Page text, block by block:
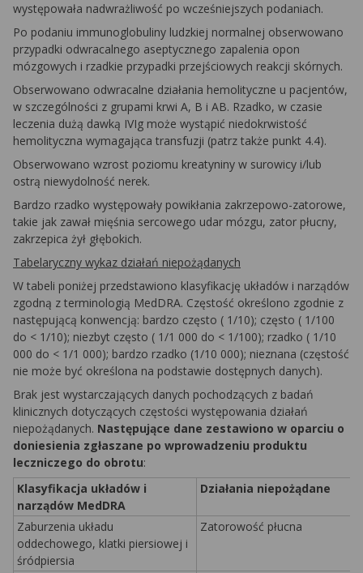
występowała nadwrażliwość po wcześniejszych podaniach.
Po podaniu immunoglobuliny ludzkiej normalnej obserwowano
przypadki odwracalnego aseptycznego zapalenia opon
mózgowych i rzadkie przypadki przejściowych reakcji skórnych.
Obserwowano odwracalne działania hemolityczne u pacjentów,
w szczególności z grupami krwi A, B i AB. Rzadko, w czasie
leczenia dużą dawką IVIg może wystąpić niedokrwistość
hemolityczna wymagająca transfuzji (patrz także punkt 4.4).
Obserwowano wzrost poziomu kreatyniny w surowicy i/lub
ostrą niewydolność nerek.
Bardzo rzadko występowały powikłania zakrzepowo-zatorowe,
takie jak zawał mięśnia sercowego udar mózgu, zator płucny,
zakrzepica żył głębokich.
Tabelaryczny wykaz działań niepożądanych
W tabeli poniżej przedstawiono klasyfikację układów i narządów
zgodną z terminologią MedDRA. Częstość określono zgodnie z
następującą konwencją: bardzo często ( 1/10); często ( 1/100
do < 1/10); niezbyt często ( 1/1 000 do < 1/100); rzadko ( 1/10
000 do < 1/1 000); bardzo rzadko (1/10 000); nieznana (częstość
nie może być określona na podstawie dostępnych danych).
Brak jest wystarczających danych pochodzących z badań
klinicznych dotyczących częstości występowania działań
niepożądanych. Następujące dane zestawiono w oparciu o
doniesienia zgłaszane po wprowadzeniu produktu
leczniczego do obrotu:
Klasyfikacja układów i
narządów MedDRA
Działania niepożądane
Zaburzenia układu
oddechowego, klatki piersiowej i
śródpiersia
Zatorowość płucna